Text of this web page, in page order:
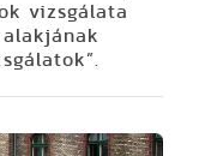
vizsgálata